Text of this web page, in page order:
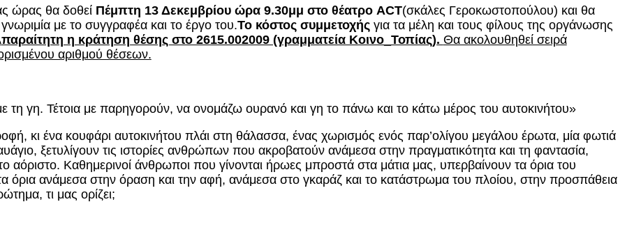
ώρας θα δοθεί Πέμπτη 13 Δεκεμβρίου ώρα 9.30μμ στο θέατρο ACT(σκάλες Γεροκωστοπούλου) και θα
με το συγγραφέα και το έργο του.Το κόστος συμμετοχήςγια τα μέλη και τους φίλους της οργάνωσης
παραίτητη η κράτηση θέσης στο 2615.002009 (γραμματεία Κοινο_Τοπίας). Θα ακολουθηθεί σειρά
αριθμού θέσεων.
τη γη. Τέτοια με παρηγορούν, να ονομάζω ουρανό και γη το πάνω και το κάτω μέρος του αυτοκινήτου»
κι ένα κουφάρι αυτοκινήτου πλάι στη θάλασσα, ένας χωρισμός ενός παρ’oλίγου μεγάλου έρωτα, μία φωτιά
ξετυλίγουν τις ιστορίες ανθρώπων που ακροβατούν ανάμεσα στην πραγματικότητα και τη φαντασία,
αόριστο. Καθημερινοί άνθρωποι που γίνονται ήρωες μπροστά στα μάτια μας, υπερβαίνουν τα όρια του
όρια ανάμεσα στην όραση και την αφή, ανάμεσα στο γκαράζ και το κατάστρωμα του πλοίου, στην προσπάθεια
τι μας ορίζει;